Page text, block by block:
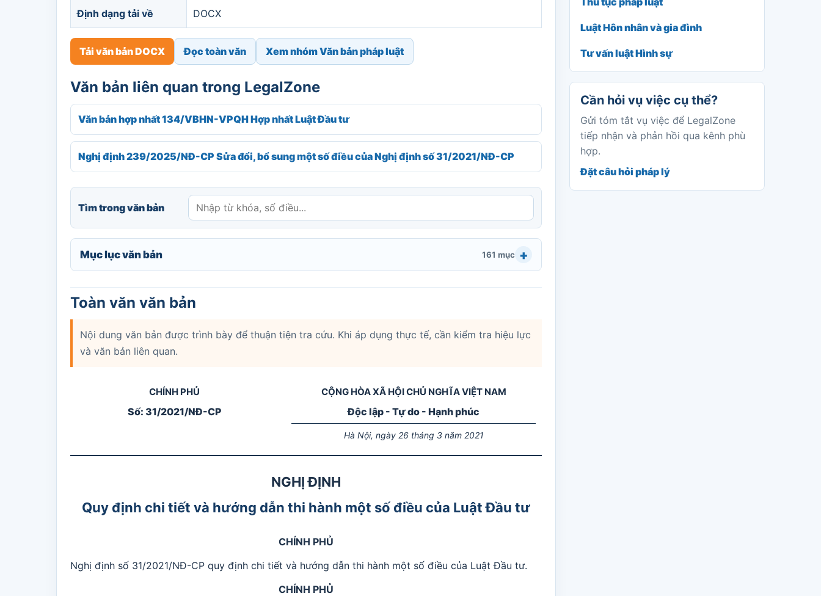
Định dạng tải về DOCX
Tải văn bản DOCX Đọc toàn văn Xem nhóm Văn bản pháp luật
Văn bản liên quan trong LegalZone
Văn bản hợp nhất 134/VBHN-VPQH Hợp nhất Luật Đầu tư
Nghị định 239/2025/NĐ-CP Sửa đổi, bổ sung một số điều của Nghị định số 31/2021/NĐ-CP
Tìm trong văn bản
Mục lục văn bản 161 mục
Toàn văn văn bản
Nội dung văn bản được trình bày để thuận tiện tra cứu. Khi áp dụng thực tế, cần kiểm tra hiệu lực
và văn bản liên quan.
CHÍNH PHỦ
Số: 31/2021/NĐ-CP
CỘNG HÒA XÃ HỘI CHỦ NGHĨA VIỆT NAM
Độc lập - Tự do - Hạnh phúc
Hà Nội, ngày 26 tháng 3 năm 2021
NGHỊ ĐỊNH
Quy định chi tiết và hướng dẫn thi hành một số điều của Luật Đầu tư
CHÍNH PHỦ
Nghị định số 31/2021/NĐ-CP quy định chi tiết và hướng dẫn thi hành một số điều của Luật Đầu tư.
CHÍNH PHỦ
Luật Hôn nhân và gia đình
Tư vấn luật Hình sự
Cần hỏi vụ việc cụ thể?
Gửi tóm tắt vụ việc để LegalZone
tiếp nhận và phản hồi qua kênh phù
hợp.
Đặt câu hỏi pháp lý